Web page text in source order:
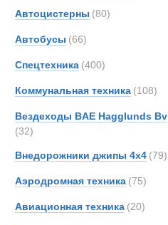
Автоцистерны (80)
Автобусы (66)
Спецтехника (400)
Коммунальная техника (108)
Вездеходы BAE Hagglunds Bv
(32)
Внедорожники джипы 4х4 (79)
Аэродромная техника (75)
Авиационная техника (20)